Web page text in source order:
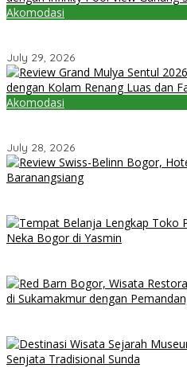
Akomodasi
July 29, 2026
Akomodasi
July 28, 2026